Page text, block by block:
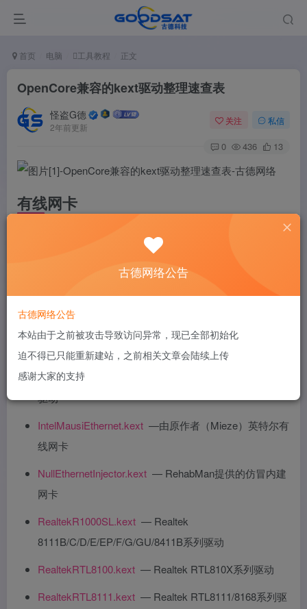
首页 电脑 工具教程 正文
OpenCore兼容的kext驱动整理速查表
怪盗G德
2年前更新
关注 私信
0 436 13
有线网卡
— Realtek RTL8169官方驱动，
通过电子邮件发送下载链接
AtherosE2200Ethernet.kext—高通Atheros Killer E2200
AtherosL1cEthernet.kext—高通Atheros AR813x/815x
驱动
IntelMausi.kext
驱动
IntelMausiEthernet.kext —由原作者（Mieze）英特尔有
线网卡
NullEthernetInjector.kext — RehabMan提供的仿冒内建
网卡
RealtekR1000SL.kext — Realtek
8111B/C/D/E/EP/F/G/GU/8411B系列驱动
RealtekRTL8100.kext — Realtek RTL810X系列驱动
RealtekRTL8111.kext — Realtek RTL8111/8168系列驱
古德网络公告
古德网络公告
本站由于之前被攻击导致访问异常，现已全部初始化
迫不得已只能重新建站，之前相关文章会陆续上传
感谢大家的支持